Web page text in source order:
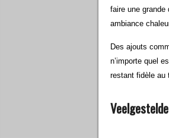
faire une
ambiance
Des ajouts
n’importe quel
restant fidèle au